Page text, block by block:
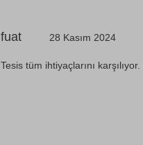
fuat 28 Kasım 2024
Tesis tüm ihtiyaçlarını